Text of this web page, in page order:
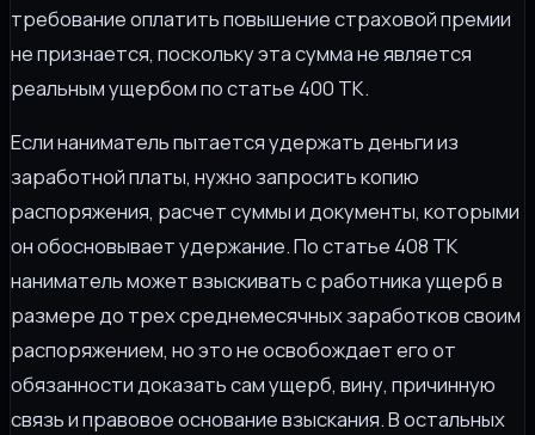
требование оплатить повышение страховой премии
не признается, поскольку эта сумма не является
реальным ущербом по статье 400 ТК.
Если наниматель пытается удержать деньги из
заработной платы, нужно запросить копию
распоряжения, расчет суммы и документы, которыми
он обосновывает удержание. По статье 408 ТК
наниматель может взыскивать с работника ущерб в
размере до трех среднемесячных заработков своим
распоряжением, но это не освобождает его от
обязанности доказать сам ущерб, вину, причинную
связь и правовое основание взыскания. В остальных